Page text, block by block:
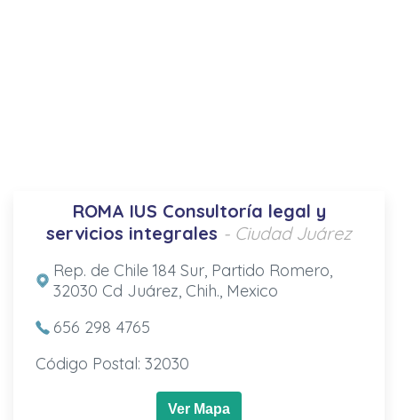
ROMA IUS Consultoría legal y
servicios integrales - Ciudad Juárez
Rep. de Chile 184 Sur, Partido Romero,
32030 Cd Juárez, Chih., Mexico
656 298 4765
Código Postal: 32030
Ver Mapa